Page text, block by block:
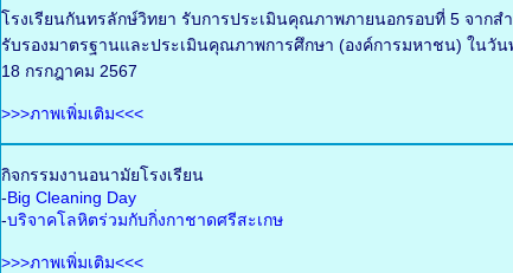
โรงเรียนกันทรลักษ์วิทยา รับการประเมินคุณภาพภายนอกรอบที่ 5 จากส
รับรองมาตรฐานและประเมินคุณภาพการศึกษา (องค์การมหาชน) ในวั
18 กรกฎาคม 2567
>>>ภาพเพิ่มเติม<<<
กิจกรรมงานอนามัยโรงเรียน
-Big Cleaning Day
-บริจาคโลหิตร่วมกับกิ่งกาชาดศรีสะเกษ
>>>ภาพเพิ่มเติม<<<